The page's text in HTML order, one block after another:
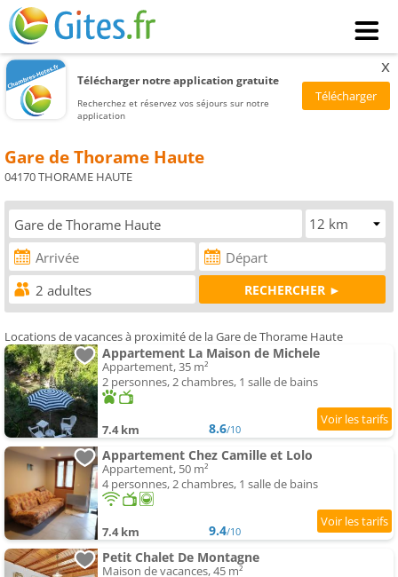
Télécharger notre application gratuite
Recherchez et réservez vos séjours sur notre
application
x
Gare de Thorame Haute
04170 THORAME HAUTE
Locations de vacances à proximité de la Gare de Thorame Haute
Appartement La Maison de Michele
Appartement, 35 m²
2 personnes, 2 chambres, 1 salle de bains
7.4 km 8.6/10
Appartement Chez Camille et Lolo
Appartement, 50 m²
4 personnes, 2 chambres, 1 salle de bains
7.4 km 9.4/10
Petit Chalet De Montagne
Maison de vacances, 45 m²